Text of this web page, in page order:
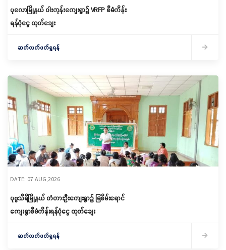
ပုလောမြို့နယ် ဝါးကုန်းကျေးရွာ၌ ‌VRFP စီမံကိန်း
ရန်ပုံငွေ ထုတ်ချေး
ဆက်လက်ဖတ်ရှုရန်
DATE: 07 AUG,2026
ပုဗ္ဗသီရိမြို့နယ် တံတားဦးကျေးရွာ၌ မြစိမ်းရောင်
ကျေးရွာစီမံကိန်းရန်ပုံငွေ ထုတ်ချေး
ဆက်လက်ဖတ်ရှုရန်